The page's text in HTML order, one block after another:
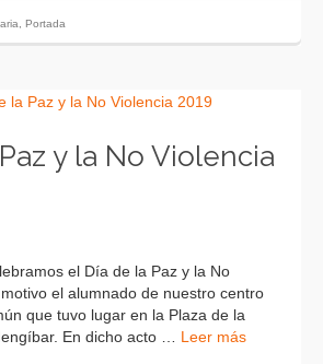
Portada
y la No Violencia
el Día de la Paz y la No
el alumnado de nuestro centro
que tuvo lugar en la Plaza de la
En dicho acto … Leer más